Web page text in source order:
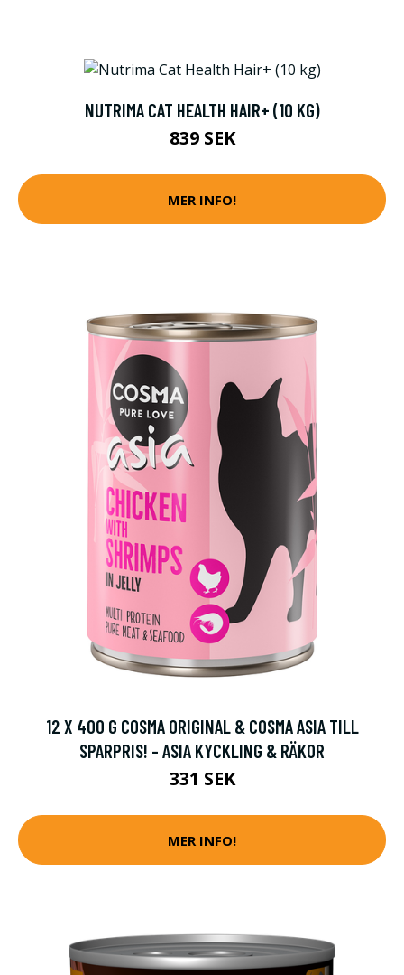
NUTRIMA CAT HEALTH HAIR+ (10 KG)
839 SEK
MER INFO!
12 X 400 G COSMA ORIGINAL & COSMA ASIA TILL
SPARPRIS! - ASIA KYCKLING & RÄKOR
331 SEK
MER INFO!